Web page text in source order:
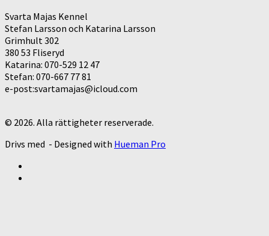
Svarta Majas Kennel
Stefan Larsson och Katarina Larsson
Grimhult 302
380 53 Fliseryd
Katarina: 070-529 12 47
Stefan: 070-667 77 81
e-post:svartamajas@icloud.com
© 2026. Alla rättigheter reserverade.
Drivs med - Designed with Hueman Pro